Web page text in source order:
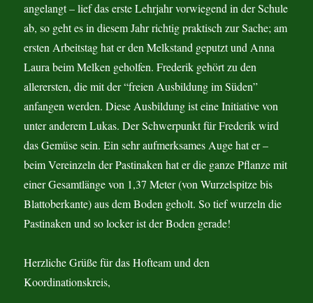
angelangt – lief das erste Lehrjahr vorwiegend in der Schule
ab, so geht es in diesem Jahr richtig praktisch zur Sache; am
ersten Arbeitstag hat er den Melkstand geputzt und Anna
Laura beim Melken geholfen. Frederik gehört zu den
allerersten, die mit der “freien Ausbildung im Süden”
anfangen werden. Diese Ausbildung ist eine Initiative von
unter anderem Lukas. Der Schwerpunkt für Frederik wird
das Gemüse sein. Ein sehr aufmerksames Auge hat er –
beim Vereinzeln der Pastinaken hat er die ganze Pflanze mit
einer Gesamtlänge von 1,37 Meter (von Wurzelspitze bis
Blattoberkante) aus dem Boden geholt. So tief wurzeln die
Pastinaken und so locker ist der Boden gerade!
Herzliche Grüße für das Hofteam und den
Koordinationskreis,